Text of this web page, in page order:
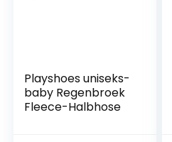
Playshoes uniseks-
baby Regenbroek
Fleece-Halbhose